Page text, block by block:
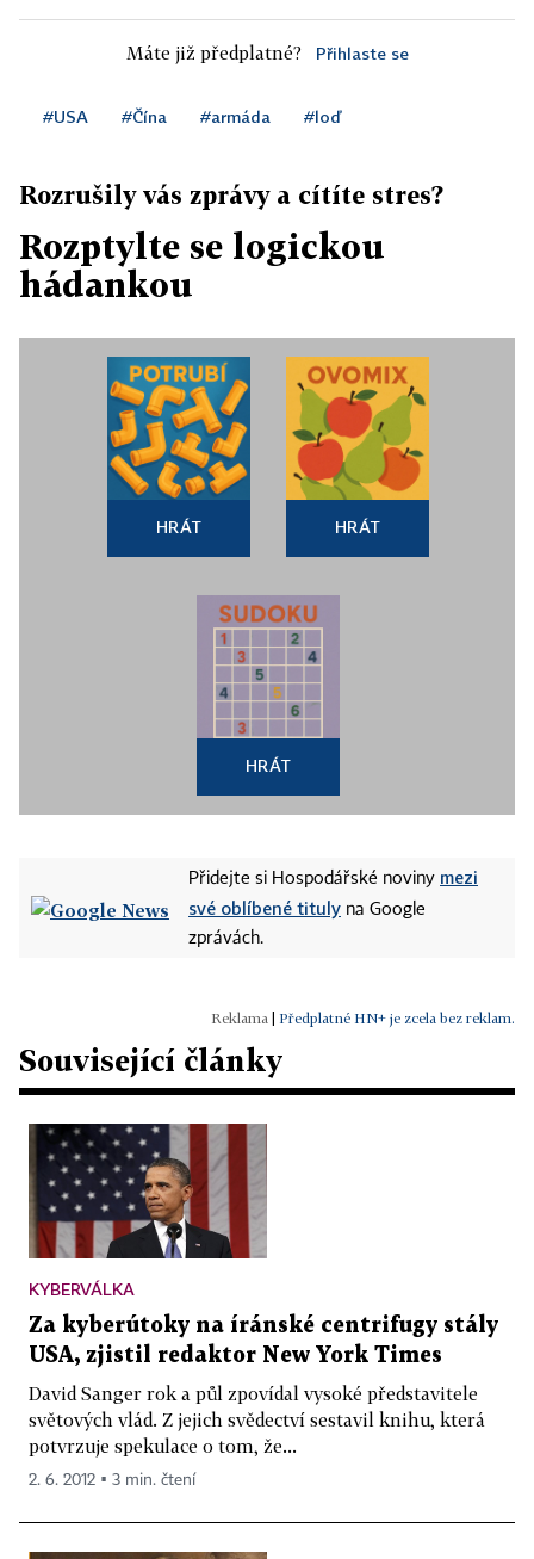
Máte již předplatné? Přihlaste se
#USA #Čína #armáda #loď
Rozrušily vás zprávy a cítíte stres?
Rozptylte se logickou
hádankou
HRÁT HRÁT
HRÁT
Přidejte si Hospodářské noviny mezi
své oblíbené tituly na Google
zprávách.
Předplatné HN+ je zcela bez reklam.
Související články
KYBERVÁLKA
Za kyberútoky na íránské centrifugy stály
USA, zjistil redaktor New York Times
David Sanger rok a půl zpovídal vysoké představitele
světových vlád. Z jejich svědectví sestavil knihu, která
potvrzuje spekulace o tom, že...
2. 6. 2012 ▪ 3 min. čtení